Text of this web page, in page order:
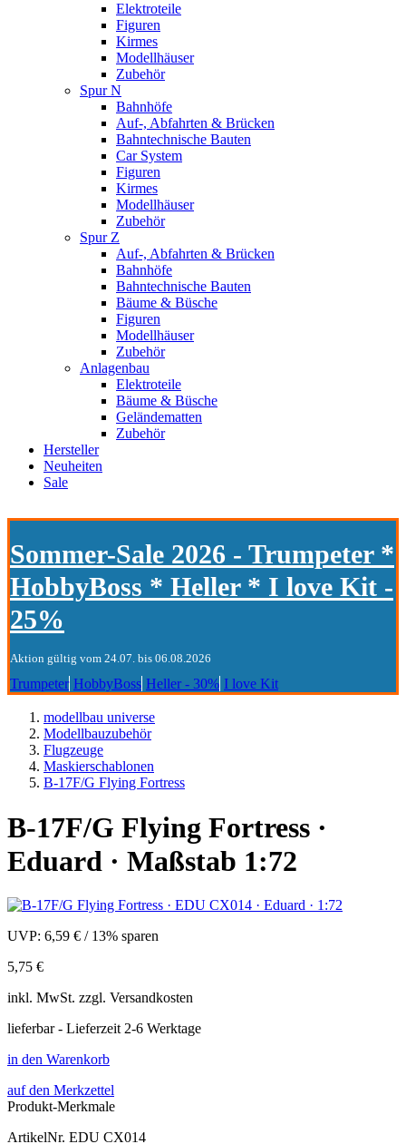
Elektroteile
Figuren
Kirmes
Modellhäuser
Zubehör
Spur N
Bahnhöfe
Auf-, Abfahrten & Brücken
Bahntechnische Bauten
Car System
Figuren
Kirmes
Modellhäuser
Zubehör
Spur Z
Auf-, Abfahrten & Brücken
Bahnhöfe
Bahntechnische Bauten
Bäume & Büsche
Figuren
Modellhäuser
Zubehör
Anlagenbau
Elektroteile
Bäume & Büsche
Geländematten
Zubehör
Hersteller
Neuheiten
Sale
Sommer-Sale 2026 - Trumpeter *
HobbyBoss * Heller * I love Kit -
25%
Aktion gültig vom 24.07. bis 06.08.2026
Trumpeter HobbyBoss Heller - 30% I love Kit
modellbau universe
Modellbauzubehör
Flugzeuge
Maskierschablonen
B-17F/G Flying Fortress
B-17F/G Flying Fortress ·
Eduard · Maßstab 1:72
UVP: 6,59 € / 13% sparen
5,75 €
inkl. MwSt. zzgl. Versandkosten
lieferbar - Lieferzeit 2-6 Werktage
in den Warenkorb
auf den Merkzettel
Produkt-Merkmale
ArtikelNr. EDU CX014